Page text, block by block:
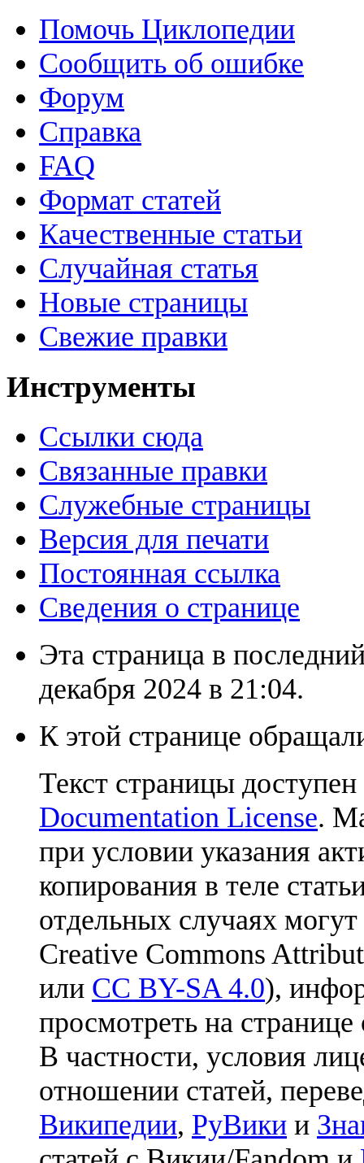
Помочь Циклопедии
Сообщить об ошибке
Форум
Справка
FAQ
Формат статей
Качественные статьи
Случайная статья
Новые страницы
Свежие правки
Инструменты
Ссылки сюда
Связанные правки
Служебные страницы
Версия для печати
Постоянная ссылка
Сведения о странице
Эта страница в
декабря 2024 в 21:04.
К этой странице
Текст страницы
Documentation License.
при условии указания
копирования в теле
отдельных случаях
Creative Commons
или CC BY-SA 4.0),
просмотреть на
В частности, условия
отношении статей,
Википедии, РуВики и